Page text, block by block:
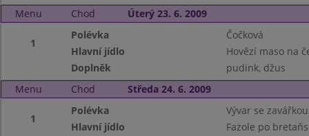
Menu
Chod Úterý 23. 6. 2009
1
Polévka
Čočková
Hlavní jídlo
Hovězí maso na
Doplněk
pudink, džus
Menu
Chod Středa 24. 6. 2009
1
Polévka
Vývar se zavářkou
Hlavní jídlo
Fazole po